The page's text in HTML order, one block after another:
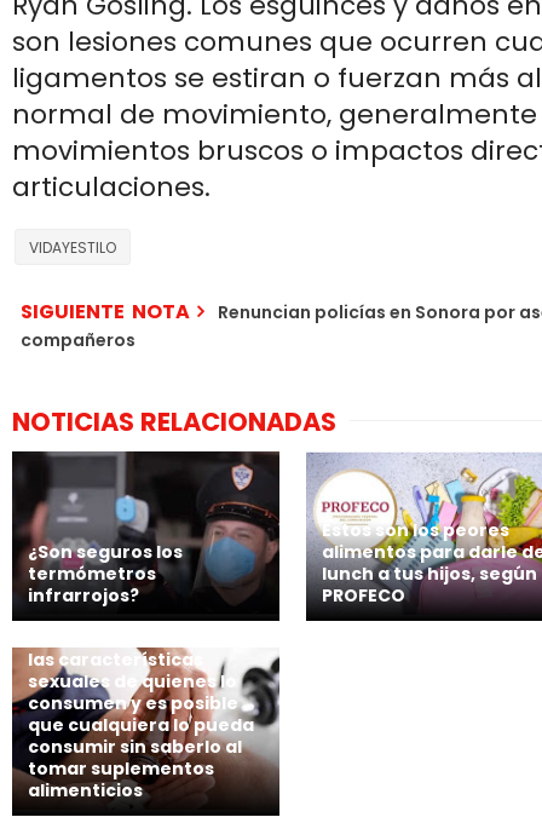
son lesiones comunes que ocurren
ligamentos se estiran o fuerzan más
normal de movimiento,
movimientos bruscos o impactos
articulaciones.
VIDAYESTILO
SIGUIENTE NOTA
Renuncian policías en Sonora por
compañeros
NOTICIAS RELACIONADAS
¿Son seguros los
termómetros
infrarrojos?
Estos son los peores
alimentos para darle
lunch a tus hijos, según
PROFECO
las características
sexuales de quienes lo
consumen y es posible
que cualquiera lo pueda
consumir sin saberlo al
tomar suplementos
alimenticios